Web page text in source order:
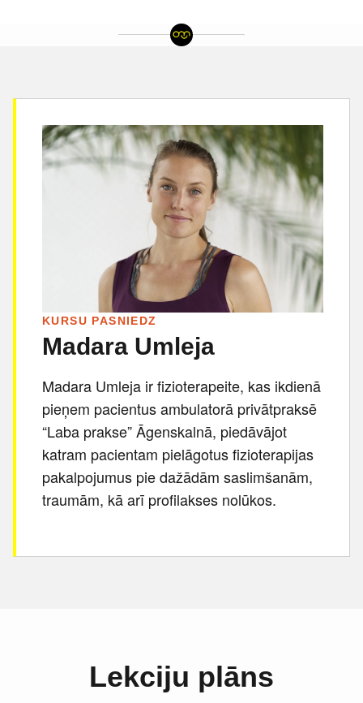
KURSU PASNIEDZ
Madara Umleja
Madara Umleja ir fizioterapeite, kas ikdienā
pieņem pacientus ambulatorā privātpraksē
“Laba prakse” Āgenskalnā, piedāvājot
katram pacientam pielāgotus fizioterapijas
pakalpojumus pie dažādām saslimšanām,
traumām, kā arī profilakses nolūkos.
Lekciju plāns